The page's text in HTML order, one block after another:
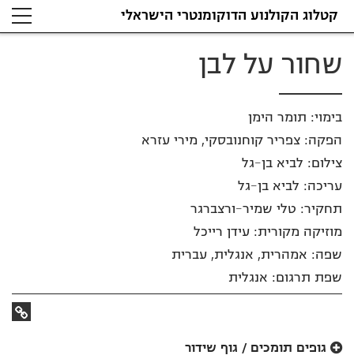
קטלוג הקולנוע הדוקומנטרי הישראלי
שחור על לבן
בימוי: תומר הימן
הפקה: צפריר קוחנובסקי, מירי עזרא
צילום: לביא בן-גל
עריכה: לביא בן-גל
תחקיר: טלי שמיר-ורצברגר
מוזיקה מקורית: עידן רייכל
שפה: אמהרית, אנגלית, עברית
שפת תרגום: אנגלית
קישור
גופים תומכים / גוף שידור